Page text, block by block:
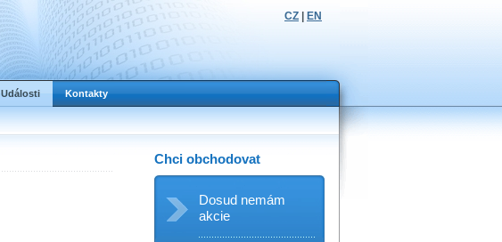
CZ EN
Události Kontakty
Chci obchodovat
Dosud nemám
akcie